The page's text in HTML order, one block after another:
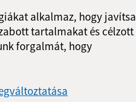
alkalmaz, hogy javítsa
tartalmakat és célzott
forgalmát, hogy